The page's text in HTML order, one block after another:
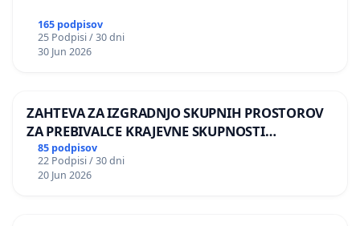
165 podpisov
25 Podpisi / 30 dni
30 Jun 2026
ZAHTEVA ZA IZGRADNJO SKUPNIH PROSTOROV
ZA PREBIVALCE KRAJEVNE SKUPNOSTI
PRESTRANEK
85 podpisov
22 Podpisi / 30 dni
20 Jun 2026